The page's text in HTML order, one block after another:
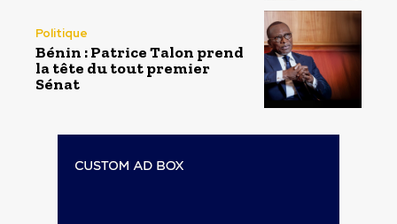
Politique
Bénin : Patrice Talon prend
la tête du tout premier
Sénat